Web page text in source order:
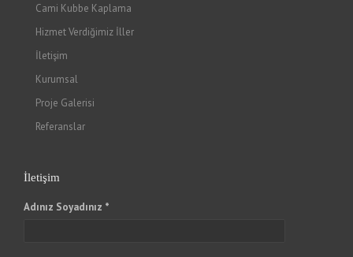
Cami Kubbe Kaplama
Hizmet Verdiğimiz İller
İletişim
Kurumsal
Proje Galerisi
Referanslar
İletişim
Adınız Soyadınız *